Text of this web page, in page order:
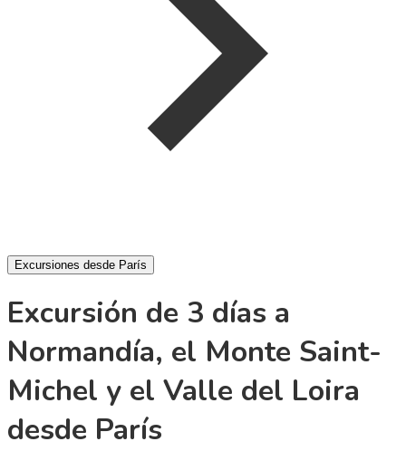
Excursiones desde París
Excursión de 3 días a
Normandía, el Monte Saint-
Michel y el Valle del Loira
desde París